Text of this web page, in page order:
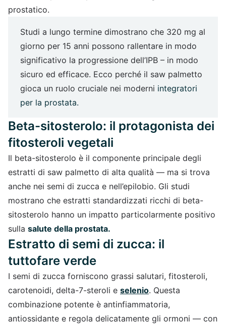
prostatico.
Studi a lungo termine dimostrano che 320 mg al
giorno per 15 anni possono rallentare in modo
significativo la progressione dell’IPB – in modo
sicuro ed efficace. Ecco perché il saw palmetto
gioca un ruolo cruciale nei moderni integratori
per la prostata.
Beta-sitosterolo: il protagonista dei
fitosteroli vegetali
Il beta-sitosterolo è il componente principale degli
estratti di saw palmetto di alta qualità — ma si trova
anche nei semi di zucca e nell’epilobio. Gli studi
mostrano che estratti standardizzati ricchi di beta-
sitosterolo hanno un impatto particolarmente positivo
sulla salute della prostata.
Estratto di semi di zucca: il
tuttofare verde
I semi di zucca forniscono grassi salutari, fitosteroli,
carotenoidi, delta-7-steroli e selenio. Questa
combinazione potente è antinfiammatoria,
antiossidante e regola delicatamente gli ormoni — con